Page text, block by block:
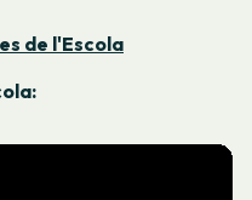
de l'Escola